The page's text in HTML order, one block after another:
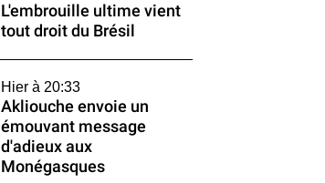
L'embrouille ultime vient
tout droit du Brésil
Hier à 20:33
Akliouche envoie un
émouvant message
d'adieux aux
Monégasques